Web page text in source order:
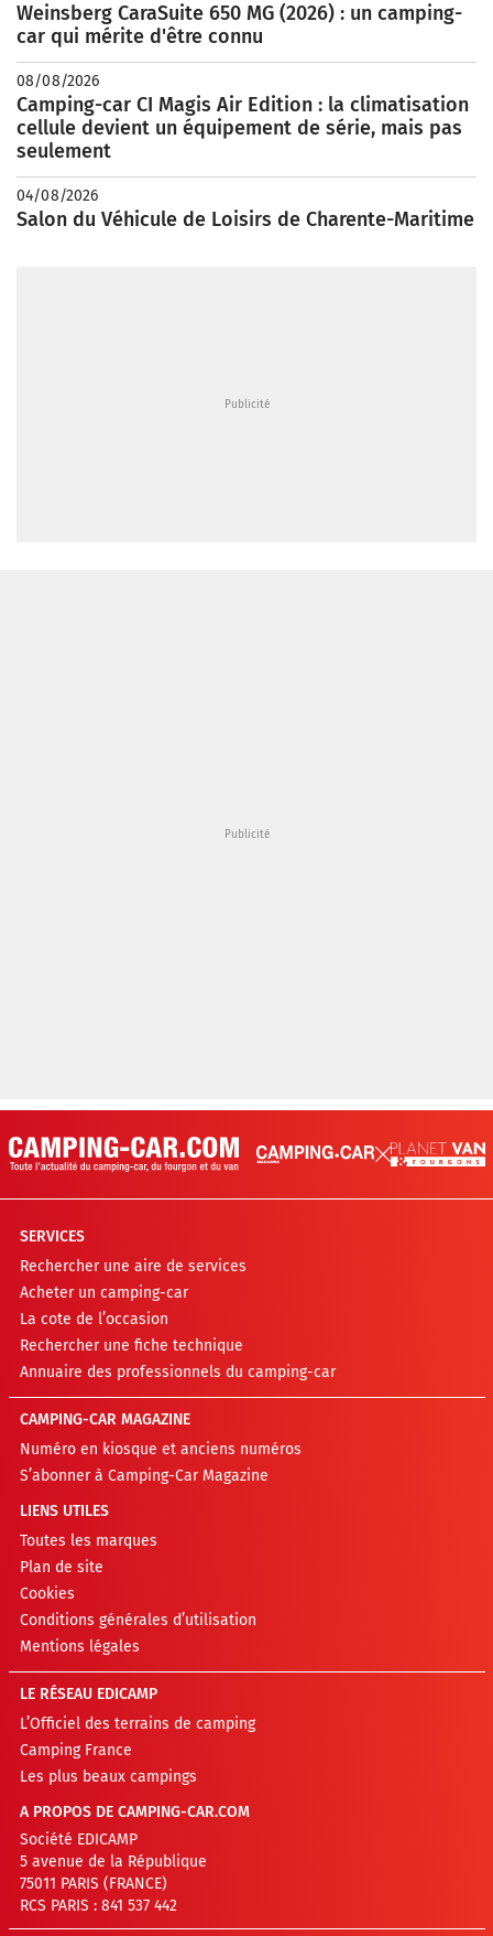
Weinsberg CaraSuite 650 MG (2026) : un camping-
car qui mérite d'être connu
08/08/2026
Camping-car CI Magis Air Edition : la climatisation
cellule devient un équipement de série, mais pas
seulement
04/08/2026
Salon du Véhicule de Loisirs de Charente-Maritime
SERVICES
Rechercher une aire de services
Acheter un camping-car
La cote de l’occasion
Rechercher une fiche technique
Annuaire des professionnels du camping-car
CAMPING-CAR MAGAZINE
Numéro en kiosque et anciens numéros
S’abonner à Camping-Car Magazine
LIENS UTILES
Toutes les marques
Plan de site
Cookies
Conditions générales d’utilisation
Mentions légales
LE RÉSEAU EDICAMP
L’Officiel des terrains de camping
Camping France
Les plus beaux campings
A PROPOS DE CAMPING-CAR.COM
Société EDICAMP
5 avenue de la République
75011 PARIS (FRANCE)
RCS PARIS : 841 537 442